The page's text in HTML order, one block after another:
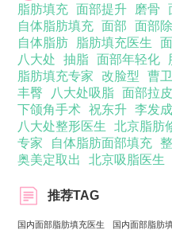
脂肪填充
面部提升 磨骨
自体脂肪填充
面部 面部
自体脂肪
脂肪填充医生
八大处
抽脂 面部年轻化
脂肪填充专家
改脸型 曹
丰臀
八大处吸脂 面部拉皮
下颌角手术
祝东升 李发成
八大处整形医生
北京脂肪
专家
自体脂肪面部填充
奥美定取出
北京吸脂医生
推荐TAG
国内面部脂肪填充医生 国内面部脂肪